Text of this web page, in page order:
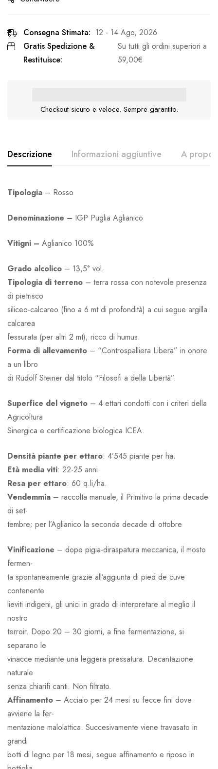
Consegna Stimata: 12 - 14 Ago, 2026
Gratis Spedizione &
Restituisce:
Su tutti gli ordini superiori a
59,00€
Checkout sicuro e veloce. Sempre garantito.
Descrizione Informazioni aggiuntive A
Tipologia – Rosso
Denominazione – IGP Puglia Aglianico
Vitigni – Aglianico 100%
Grado alcolico – 13,5° vol.
Tipologia di terreno – terra rossa con notevole presenza
di pietrisco
siliceo-calcareo (fino a 6 mt di profondità) a cui segue argilla
calcarea
fessurata (per altri 2 mt); ricco di humus.
Forma di allevamento – “Controspalliera Libera” in onore
a un libro
di Rudolf Steiner dal titolo “Filosofi a della Libertà”.
Superfice del vigneto – 4 ettari condotti con i criteri della
Agricoltura
Sinergica e certificazione biologica ICEA.
Densità piante per ettaro: 4’545 piante per ha.
Età media viti: 22-25 anni.
Resa per ettaro: 60 q.li/ha.
Vendemmia – raccolta manuale, il Primitivo la prima decade
di set-
tembre; per l’Aglianico la seconda decade di ottobre
Vinificazione – dopo pigia-diraspatura meccanica, il mosto
fermen-
ta spontaneamente grazie all’aggiunta di pied de cuve
contenente
lieviti indigeni, gli unici in grado di interpretare al meglio il
nostro
terroir. Dopo 20 – 30 giorni, a fine fermentazione, si
separano le
vinacce mediante una leggera pressatura. Decantazione
naturale
senza chiarifi canti. Non filtrato.
Affinamento – Acciaio per 24 mesi su fecce fini dove
avviene la fer-
mentazione malolattica. Succesivamente viene travasato in
grandi
botti di legno per 18 mesi, segue affinamento e riposo in